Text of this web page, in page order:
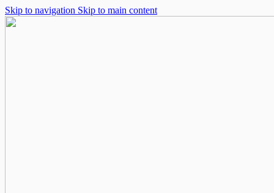
Skip to navigation Skip to main content